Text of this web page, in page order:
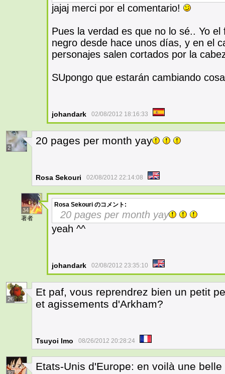
jajaj merci por el comentario!
Pues la verdad es que no lo sé.. Yo
negro desde hace unos días, y en el
personajes salen cortados por la
SUpongo que estarán cambiando
johandark 02/08/2012 18:16:33
2
20 pages per month yay
Rosa Sekouri 02/08/2012 22:14:08
34
著者
Rosa Sekouri のコメント:
20 pages per month yay
yeah ^^
johandark 02/08/2012 23:35:10
26
Et paf, vous reprendrez bien un petit
et agissements d'Arkham?
Tsuyoi Imo 08/26/2012 20:28:24
Etats-Unis d'Europe: en voilà une